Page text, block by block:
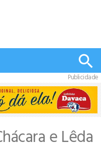
Publicidade
e Lêda